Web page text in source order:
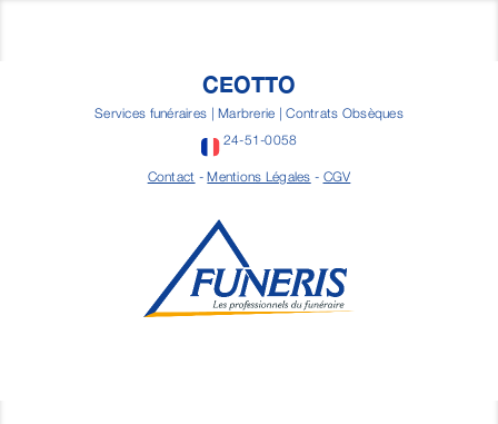
CEOTTO
Services funéraires | Marbrerie | Contrats Obsèques
24-51-0058
Contact -Mentions Légales - CGV